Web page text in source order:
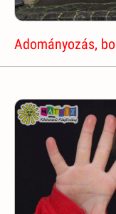
Adományozás,